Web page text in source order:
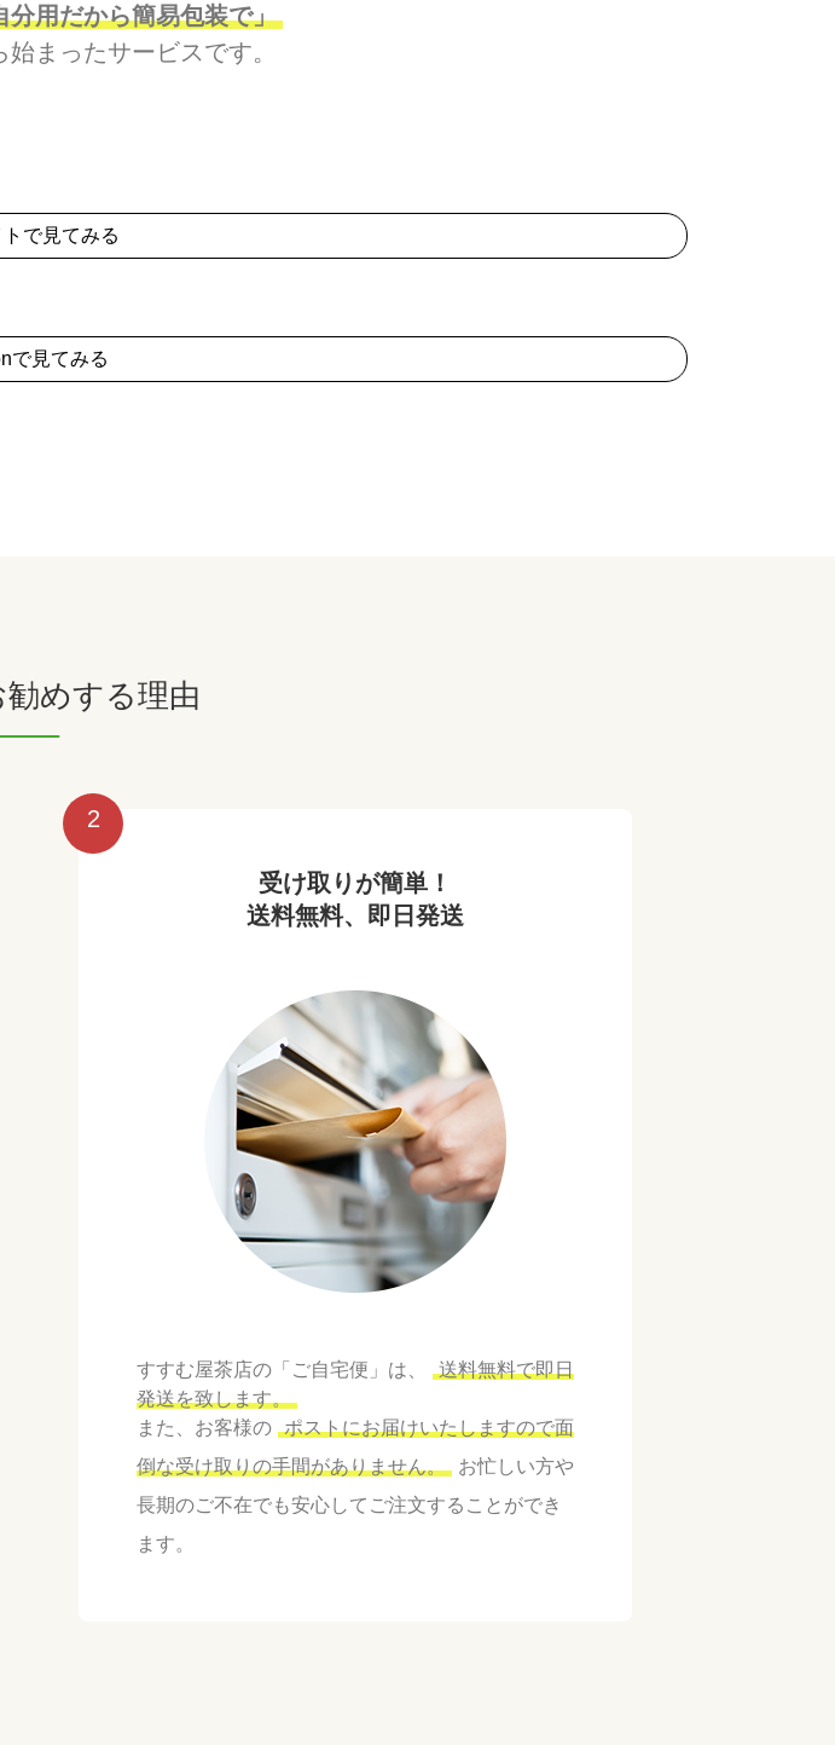
分用だから簡易包装で」
まったサービスです。
で見てみる
で見てみる
めする理由
2
受け取りが簡単！
送料無料、即日発送
すすむ屋茶店の「ご自宅便」は、
送料無料で即日
発送を致します。
また、お客様の ポストにお届けいたしますので面
倒な受け取りの手間がありません。
お忙しい方や
長期のご不在でも安心してご注文することができ
ます。